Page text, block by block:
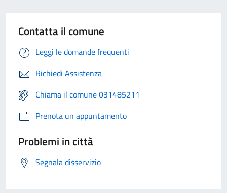
Contatta il comune
Leggi le domande frequenti
Richiedi Assistenza
Chiama il comune 031485211
Prenota un appuntamento
Problemi in città
Segnala disservizio